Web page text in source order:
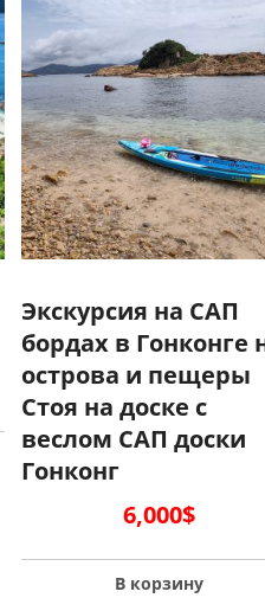
Экскурсия на САП
бордах в Гонконге
острова и пещеры
Стоя на доске с
веслом САП доски
Гонконг
6,000$
В корзину